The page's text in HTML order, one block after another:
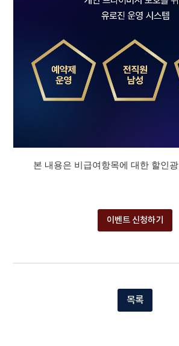
본 내용은 비급여항목에 대한 할인
이벤트 신청하기
목록